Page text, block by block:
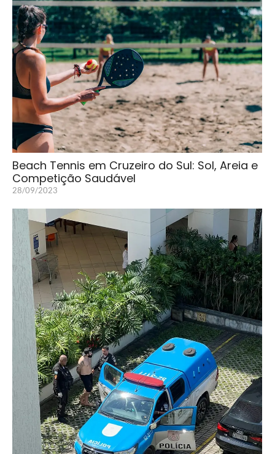
Beach Tennis em Cruzeiro do Sul: Sol, Areia e
Competição Saudável
28/09/2023